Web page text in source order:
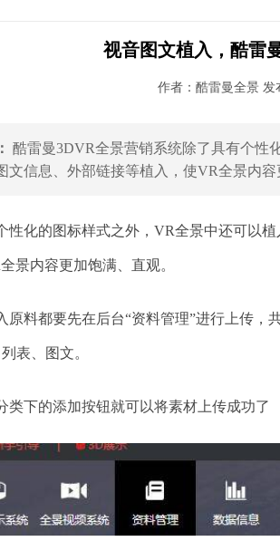
视音图文植入，酷雷
作者：酷雷曼全景 发
酷雷曼3DVR全景营销系统除了具有个性
文信息、外部链接等植入，使VR全景内
性化的图标样式之外，VR全景中还可以
景内容更加饱满、直观。
原料都要先在后台“资料管理”进行上传，
表、图文。
类下的添加按钮就可以将素材上传成功了